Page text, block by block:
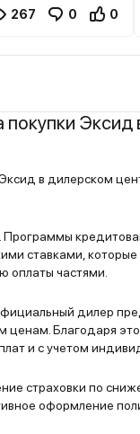
цикле около
267 0 0
Эксид
в дилерском
ставками,
оплаты частями.
дилер
ценам. Благодаря
и с учетом
страховки по
оформление